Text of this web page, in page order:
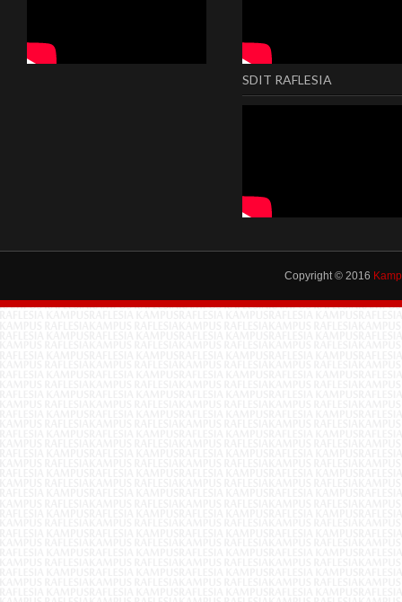
SDIT RAFLESIA
Copyright © 2016